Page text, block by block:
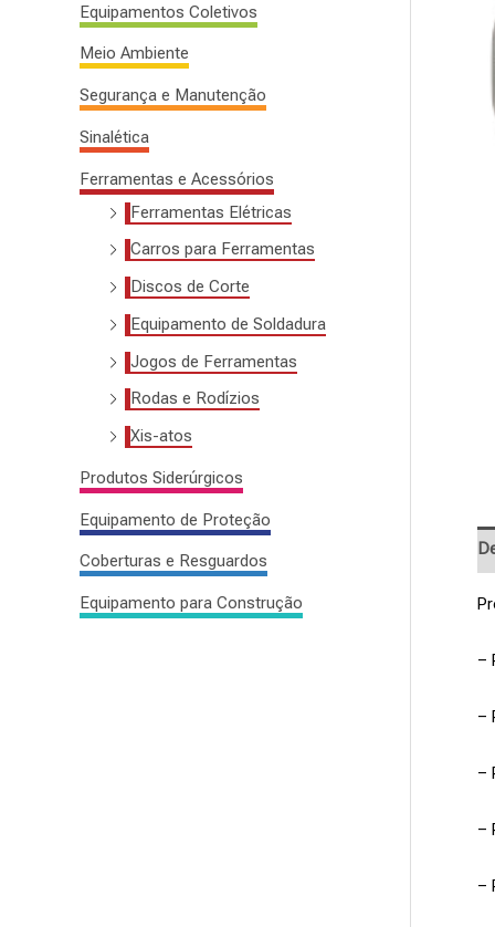
r
p
o
:
Equipamentos Coletivos
Meio Ambiente
Segurança e Manutenção
Sinalética
Ferramentas e Acessórios
Ferramentas Elétricas
Carros para Ferramentas
Discos de Corte
Equipamento de Soldadura
Jogos de Ferramentas
Rodas e Rodízios
Xis-atos
Produtos Siderúrgicos
Equipamento de Proteção
Coberturas e Resguardos
Equipamento para Construção
–
–
–
–
–